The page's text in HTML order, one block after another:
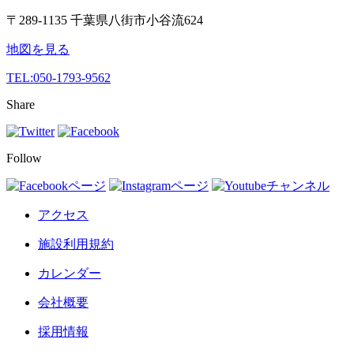
〒289-1135 千葉県八街市小谷流624
地図を見る
TEL:050-1793-9562
Share
Follow
アクセス
施設利用規約
カレンダー
会社概要
採用情報